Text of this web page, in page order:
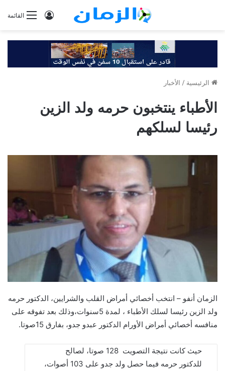
القائمةتسجيل
الرئيسية / الأخبار
الأطباء ينتخبون حرمه ولد الزين
رئيسا لسلكهم
الزمان أنفو – انتخب أخصائي أمراض القلب والشرايين، الدكتور حرمه
ولد الزين رئيسا لسلك الأطباء ، لمدة 5سنوات،وذلك بعد تفوقه على
منافسه أخصائي أمراض الأورام الدكتور عبدو جدو، بفارق 15صوتا.
حيث كانت نتيجة التصويت 128 صوتا، لصالح
للدكتور حرمه فيما حصل ولد جدو على 103 أصوات،